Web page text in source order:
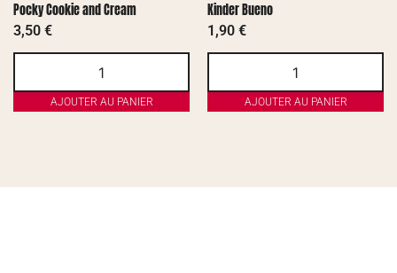
Pocky Cookie and Cream
3,50 €
AJOUTER AU PANIER
Kinder Bueno
1,90 €
AJOUTER AU PANIER